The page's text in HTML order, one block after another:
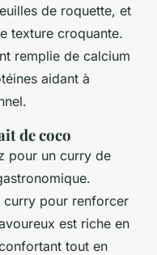
de roquette, et
texture croquante.
remplie de calcium
aidant à
de coco
pour un curry de
curry pour renforcer
est riche en
tout en